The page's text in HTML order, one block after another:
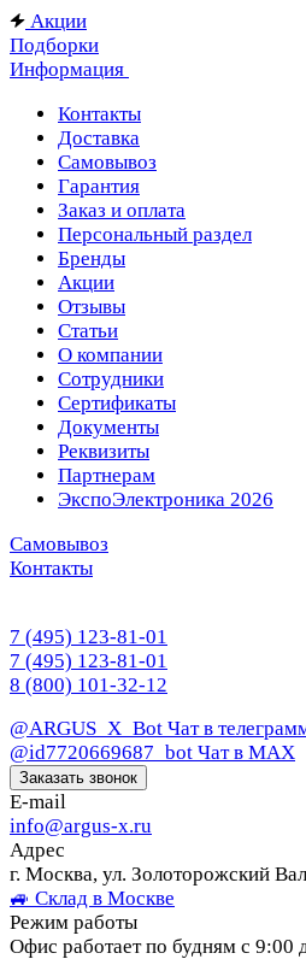
Акции
Подборки
Информация
Контакты
Доставка
Самовывоз
Гарантия
Заказ и оплата
Персональный раздел
Бренды
Акции
Отзывы
Статьи
О компании
Сотрудники
Сертификаты
Документы
Реквизиты
Партнерам
ЭкспоЭлектроника 2026
Самовывоз
Контакты
7 (495) 123-81-01
7 (495) 123-81-01
8 (800) 101-32-12
@ARGUS_X_Bot Чат в
@id7720669687_bot Чат в МАХ
Заказать звонок
E-mail
info@argus-x.ru
Адрес
г. Москва, ул. Золоторожский
🚙 Склад в Москве
Режим работы
Офис работает по будням с 9:00